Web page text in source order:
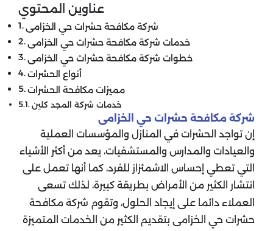
عناوين المحتوي
خدمات شركة مكافحة حشرات حي الخزامى
خطوات شركة مكافحة حشرات حي الخزامى
أنواع الحشرات
مميزات مكافحة الحشرات
خدمات شركة المجد كلين
شركة مكافحة حشرات حي الخزامى
إن تواجد الحشرات في المنازل والمؤسسات العملية
والعيادات والمدارس والمستشفيات، يعد من أكثر الأشياء
التي تعطي إحساس الاشمئزاز للفرد، كما أنها تعمل على
انتشار الكثير من الأمراض بطريقة كبيرة، لذلك تسعى
العملاء دائما على إيجاد الحلول، وتقوم شركة مكافحة
حشرات حي الخزامى بتقديم الكثير من الخدمات المتميزة